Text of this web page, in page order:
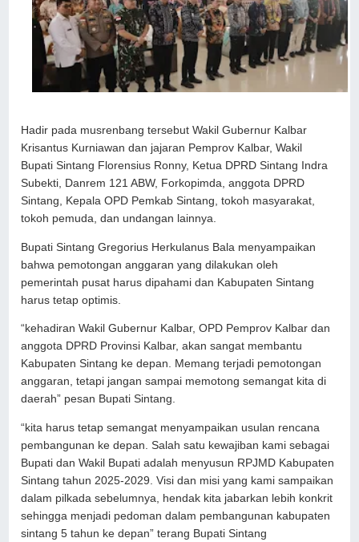
Hadir pada musrenbang tersebut Wakil Gubernur Kalbar
Krisantus Kurniawan dan jajaran Pemprov Kalbar, Wakil
Bupati Sintang Florensius Ronny, Ketua DPRD Sintang Indra
Subekti, Danrem 121 ABW, Forkopimda, anggota DPRD
Sintang, Kepala OPD Pemkab Sintang, tokoh masyarakat,
tokoh pemuda, dan undangan lainnya.
Bupati Sintang Gregorius Herkulanus Bala menyampaikan
bahwa pemotongan anggaran yang dilakukan oleh
pemerintah pusat harus dipahami dan Kabupaten Sintang
harus tetap optimis.
“kehadiran Wakil Gubernur Kalbar, OPD Pemprov Kalbar dan
anggota DPRD Provinsi Kalbar, akan sangat membantu
Kabupaten Sintang ke depan. Memang terjadi pemotongan
anggaran, tetapi jangan sampai memotong semangat kita di
daerah” pesan Bupati Sintang.
“kita harus tetap semangat menyampaikan usulan rencana
pembangunan ke depan. Salah satu kewajiban kami sebagai
Bupati dan Wakil Bupati adalah menyusun RPJMD Kabupaten
Sintang tahun 2025-2029. Visi dan misi yang kami sampaikan
dalam pilkada sebelumnya, hendak kita jabarkan lebih konkrit
sehingga menjadi pedoman dalam pembangunan kabupaten
sintang 5 tahun ke depan” terang Bupati Sintang